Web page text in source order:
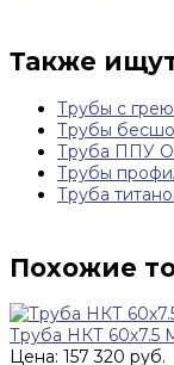
Также
Трубы с
Трубы
Труба ППУ
Трубы
Труба
Похожие
Труба НКТ 60х7.5
Цена: 157 320 руб.